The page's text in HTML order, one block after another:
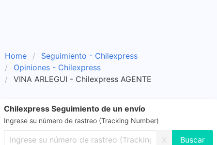
Home
Seguimiento - Chilexpress
Opiniones - Chilexpress
VINA ARLEGUI - Chilexpress AGENTE
Chilexpress Seguimiento de un envío
Ingrese su número de rastreo (Tracking Number)
X